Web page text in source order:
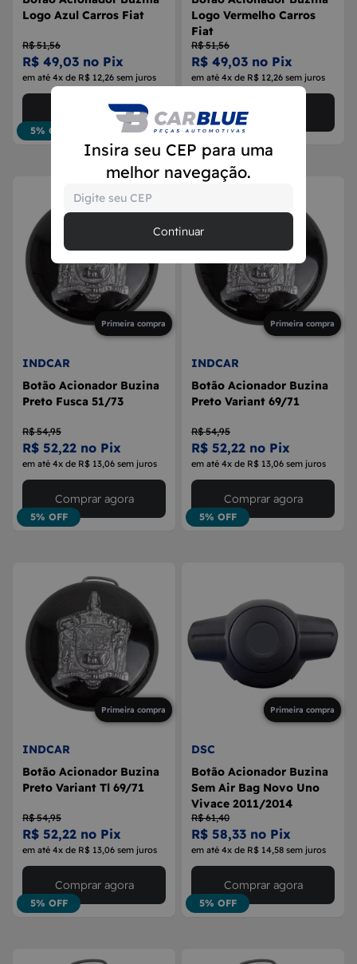
Insira seu CEP para uma
melhor navegação.
Continuar
Logo Azul Carros Fiat
R$ 51,56
R$ 49,03 no Pix
em até 4x de R$ 12,26 sem juros
5% OFF
Comprar agora
Logo Vermelho Carros
Fiat
R$ 51,56
R$ 49,03 no Pix
em até 4x de R$ 12,26 sem juros
5% OFF
Comprar agora
Primeira compra
INDCAR
Botão Acionador Buzina
Preto Fusca 51/73
R$ 54,95
R$ 52,22 no Pix
em até 4x de R$ 13,06 sem juros
5% OFF
Comprar agora
Primeira compra
INDCAR
Botão Acionador Buzina
Preto Variant 69/71
R$ 54,95
R$ 52,22 no Pix
em até 4x de R$ 13,06 sem juros
5% OFF
Comprar agora
Primeira compra
INDCAR
Botão Acionador Buzina
Preto Variant Tl 69/71
R$ 54,95
R$ 52,22 no Pix
em até 4x de R$ 13,06 sem juros
5% OFF
Comprar agora
Primeira compra
DSC
Botão Acionador Buzina
Sem Air Bag Novo Uno
Vivace 2011/2014
R$ 61,40
R$ 58,33 no Pix
em até 4x de R$ 14,58 sem juros
5% OFF
Comprar agora